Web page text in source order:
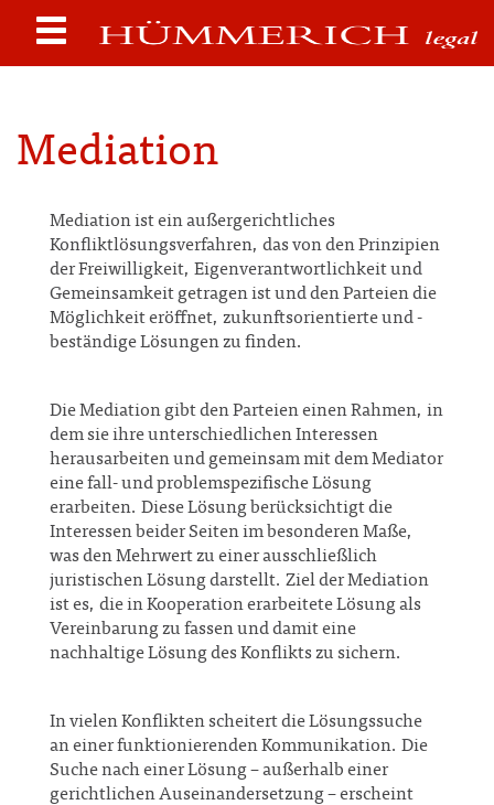
Mediation
Mediation ist ein außergerichtliches
Konfliktlösungsverfahren, das von den Prinzipien
der Freiwilligkeit, Eigenverantwortlichkeit und
Gemeinsamkeit getragen ist und den Parteien die
Möglichkeit eröffnet, zukunftsorientierte und -
beständige Lösungen zu finden.
Die Mediation gibt den Parteien einen Rahmen, in
dem sie ihre unterschiedlichen Interessen
herausarbeiten und gemeinsam mit dem Mediator
eine fall- und problemspezifische Lösung
erarbeiten. Diese Lösung berücksichtigt die
Interessen beider Seiten im besonderen Maße,
was den Mehrwert zu einer ausschließlich
juristischen Lösung darstellt. Ziel der Mediation
ist es, die in Kooperation erarbeitete Lösung als
Vereinbarung zu fassen und damit eine
nachhaltige Lösung des Konflikts zu sichern.
In vielen Konflikten scheitert die Lösungssuche
an einer funktionierenden Kommunikation. Die
Suche nach einer Lösung – außerhalb einer
gerichtlichen Auseinandersetzung – erscheint